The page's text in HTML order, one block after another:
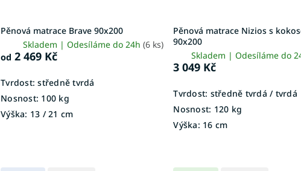
Pěnová matrace Brave 90x200
Skladem | Odesíláme do 24h(6 ks)
od 2 469 Kč
Tvrdost: středně tvrdá
Nosnost: 100 kg
Výška: 13 / 21 cm
Pěnová matrace Nizios s
90x200
Skladem | Odesíláme do
3 049 Kč
Tvrdost: středně tvrdá / tvrdá
Nosnost: 120 kg
Výška: 16 cm